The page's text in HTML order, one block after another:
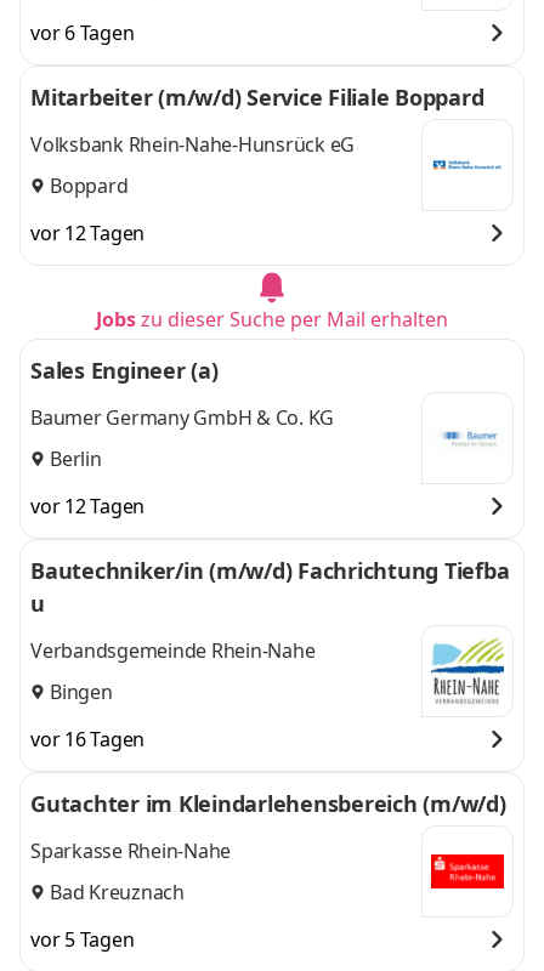
vor 6 Tagen
Mitarbeiter (m/w/d) Service Filiale Boppard
Volksbank Rhein-Nahe-Hunsrück eG
Boppard
vor 12 Tagen
Jobszu dieser Suche per Mail erhalten
Sales Engineer (a)
Baumer Germany GmbH & Co. KG
Berlin
vor 12 Tagen
Bautechniker/in (m/w/d) Fachrichtung Tiefba
u
Verbandsgemeinde Rhein-Nahe
Bingen
vor 16 Tagen
Gutachter im Kleindarlehensbereich (m/w/d)
Sparkasse Rhein-Nahe
Bad Kreuznach
vor 5 Tagen